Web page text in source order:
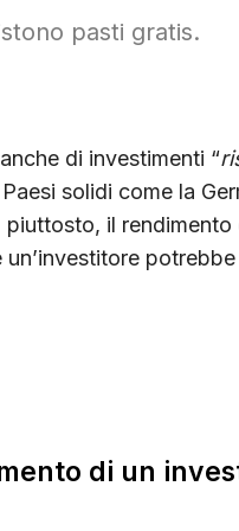
pasti gratis.
di investimenti “
solidi come la
il
di un